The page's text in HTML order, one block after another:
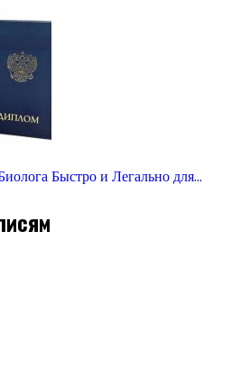
Быстро и Легально для…